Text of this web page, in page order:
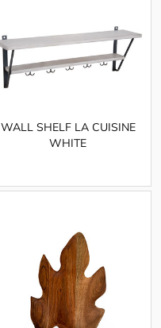
WALL SHELF LA CUISINE
WHITE